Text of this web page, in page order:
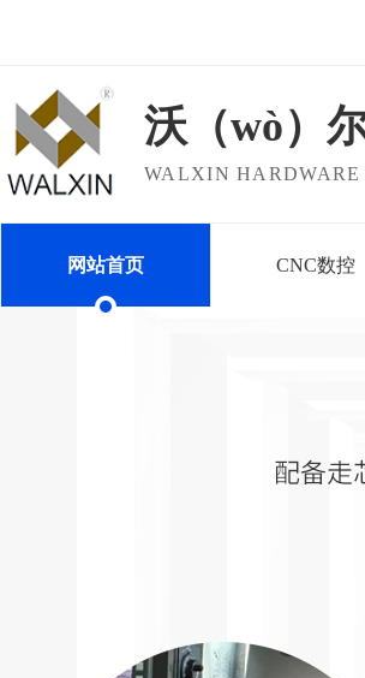
沃（wò）
WALXIN HARDWARE
网站首页 CNC数控